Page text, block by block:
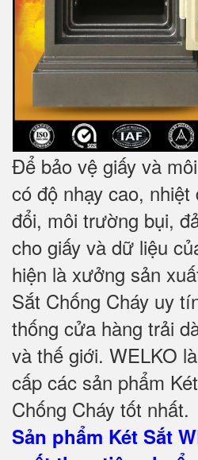
Để bảo vệ giấy và
có độ nhạy cao,
đổi, môi trường bụi,
cho giấy và dữ liệu
hiện là xưởng sản
Sắt Chống Cháy uy
thống cửa hàng trải
và thế giới. WELKO
cấp các sản phẩm
Chống Cháy tốt nhất.
Sản phẩm Két Sắt